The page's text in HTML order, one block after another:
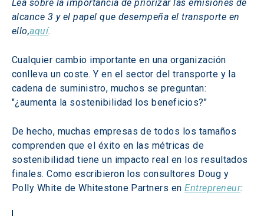
Lea sobre la importancia de priorizar las emisiones de
alcance 3 y el papel que desempeña el transporte en
ello,aquí.
Cualquier cambio importante en una organización
conlleva un coste. Y en el sector del transporte y la
cadena de suministro, muchos se preguntan:
"¿aumenta la sostenibilidad los beneficios?"
De hecho, muchas empresas de todos los tamaños
comprenden que el éxito en las métricas de
sostenibilidad tiene un impacto real en los resultados
finales. Como escribieron los consultores Doug y
Polly White de Whitestone Partners en Entrepreneur: